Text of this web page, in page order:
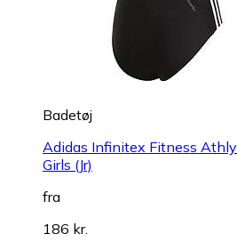
Badetøj
Adidas Infinitex Fitness
Girls (Jr)
fra
186 kr.